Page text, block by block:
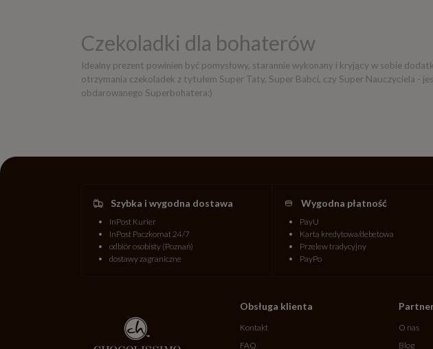
Czekoladki dla bohaterów
Idealny prezent powinien być pomysłowy, starannie wykonany i kryjący w sobie
otrzymania czekoladek z tytułem Super Taty, Super Babci, czy Super Nauczyciela -
obdarowanego Superbohatera:)
Szybka i wygodna dostawa
InPost Kurier
InPost Paczkomat 24/7
odbiór osobisty (Poznań)
dostawy zagraniczne
Wygodna płatność
PayU
Karta kredytowa/debetowa
Przelew tradycyjny
PayPo
Obsługa klienta
Kontakt
FAQ
O nas
Blog